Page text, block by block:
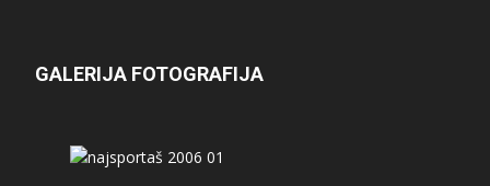
GALERIJA FOTOGRAFIJA